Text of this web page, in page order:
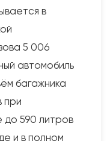
в
5 006
автомобиль
багажника
при
до 590 литров
и в полном